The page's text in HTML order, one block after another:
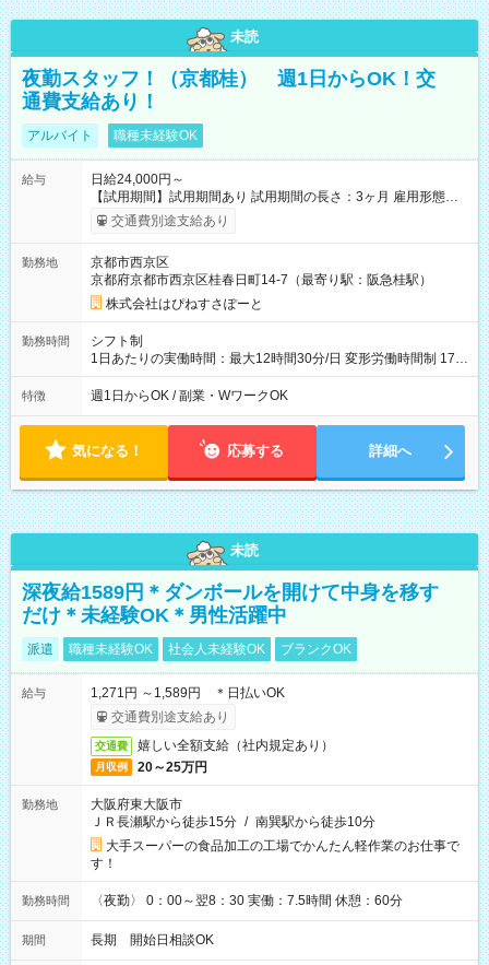
未読
夜勤スタッフ！（京都桂） 週1日からOK！交
通費支給あり！
アルバイト 職種未経験OK
給与
日給24,000円～
【試用期間】試用期間あり 試用期間の長さ：3ヶ月 雇用形態、
給与は本採用時と同じです。
交通費別途支給あり
勤務地
京都市西京区
京都府京都市西京区桂春日町14-7（最寄り駅：阪急桂駅）
株式会社はぴねすさぽーと
勤務時間
シフト制
1日あたりの実働時間：最大12時間30分/日 変形労働時間制 17：
00～翌9：00（休憩時間3.5時間) 一日の実働時間：12.5時間 想
定労働時間：37.5時間/週 ＊曜日相談：可 ＊労働日数相談：可
特徴 週1日からOK / 副業・WワークOK
気になる！ 応募する 詳細へ
未読
深夜給1589円＊ダンボールを開けて中身を移す
だけ＊未経験OK＊男性活躍中
派遣 職種未経験OK 社会人未経験OK ブランクOK
給与
1,271円 ～1,589円 ＊日払いOK
交通費別途支給あり
交通費 嬉しい全額支給（社内規定あり）
月収例 20～25万円
勤務地
大阪府東大阪市
ＪＲ長瀬駅から徒歩15分 / 南巽駅から徒歩10分
大手スーパーの食品加工の工場でかんたん軽作業のお仕事で
す！
勤務時間 〈夜勤〉 0：00～翌8：30 実働：7.5時間 休憩：60分
期間 長期 開始日相談OK